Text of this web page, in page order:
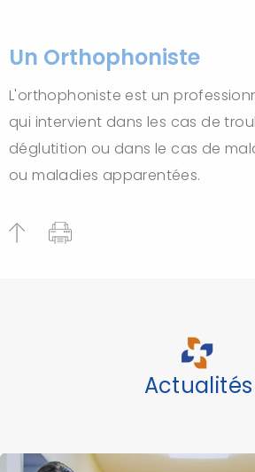
Un Orthophoniste
L'orthophoniste est un
qui intervient dans les cas de
déglutition ou dans le cas de
ou maladies apparentées.
Actualités